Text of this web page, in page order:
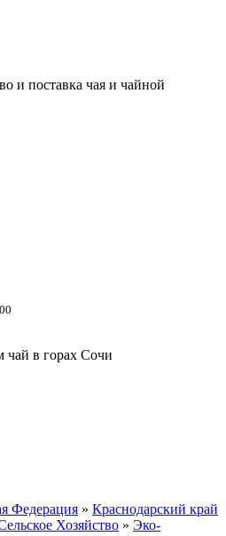
и поставка чая и чайной
в горах Сочи
Федерация » Краснодарский край
Хозяйство » Эко-